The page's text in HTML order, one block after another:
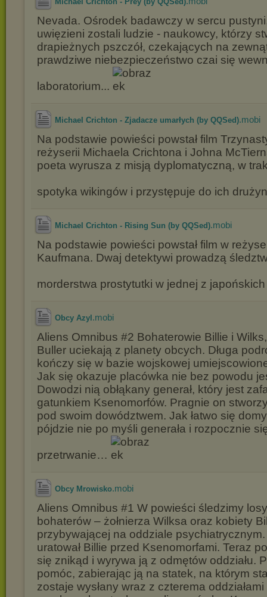
Nevada. Ośrodek badawczy w sercu
uwięzieni zostali ludzie - naukowcy, którzy
drapieżnych pszczół, czekających na
prawdziwe niebezpieczeństwo czai się
laboratorium...
Michael Crichton - Zjadacze umarłych (by QQSed).mobi
Na podstawie powieści powstał film
reżyserii Michaela Crichtona i Johna
poeta wyrusza z misją dyplomatyczną, w
spotyka wikingów i przystępuje do ich
Michael Crichton - Rising Sun (by QQSed).mobi
Na podstawie powieści powstał film w
Kaufmana. Dwaj detektywi prowadzą
morderstwa prostytutki w jednej z
Obcy Azyl .mobi
Aliens Omnibus #2 Bohaterowie Billie i
Buller uciekają z planety obcych. Długa
kończy się w bazie wojskowej
Jak się okazuje placówka nie bez powodu
Dowodzi nią obłąkany generał, który jest
gatunkiem Ksenomorfów. Pragnie on
pod swoim dowództwem. Jak łatwo się
pójdzie nie po myśli generała i rozpocznie
przetrwanie…
Obcy Mrowisko.mobi
Aliens Omnibus #1 W powieści śledzimy
bohaterów – żołnierza Wilksa oraz kobiety
przybywającej na oddziale
uratował Billie przed Ksenomorfami. Teraz
się znikąd i wyrywa ją z odmętów oddziału.
pomóc, zabierając ją na statek, na którym
zostaje wysłany wraz z czterema